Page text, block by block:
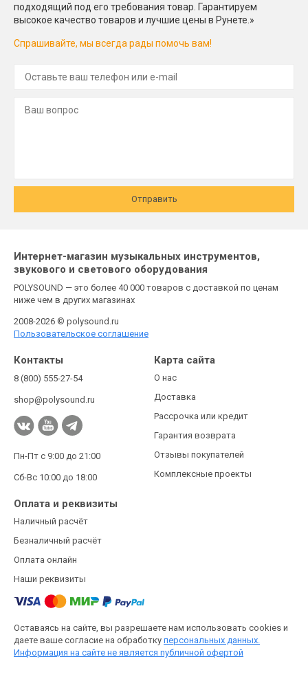
подходящий под его требования товар. Гарантируем
высокое качество товаров и лучшие цены в Рунете.»
Спрашивайте, мы всегда рады помочь вам!
Отправить
Интернет-магазин музыкальных инструментов,
звукового и светового оборудования
POLYSOUND — это более 40 000 товаров с доставкой по ценам
ниже чем в других магазинах
2008-2026 © polysound.ru
Пользовательское соглашение
Контакты
8 (800) 555-27-54
shop@polysound.ru
Пн-Пт с 9:00 до 21:00
Сб-Вс 10:00 до 18:00
Карта сайта
О нас
Доставка
Рассрочка или кредит
Гарантия возврата
Отзывы покупателей
Комплексные проекты
Оплата и реквизиты
Наличный расчёт
Безналичный расчёт
Оплата онлайн
Наши реквизиты
Оставаясь на сайте, вы разрешаете нам использовать cookies и
даете ваше согласие на обработку персональных данных.
Информация на сайте не является публичной офертой